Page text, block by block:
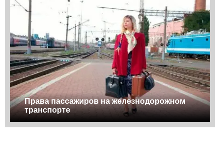
Права пассажиров на железнодорожном
транспорте